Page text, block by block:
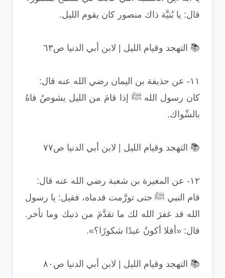
قال: يا بُنيَّة ذاك منصور كان يقوم الليل.
📚 التهجد وقيام الليل | لابن أبي الدنيا ص٦٣
١١- عن حذيفة بن اليمان رضي الله عنه قال:
كان رسول الله ﷺ إذا قامَ من الليل يشوصُ فاهُ
بالسِّواك.
📚 التهجد وقيام الليل | لابن أبي الدنيا ص٧٧
١٢- عن المغيرة بن شعبة رضي الله عنه قال:
قام النبي ﷺ حتى تورَّمت قدماه، فقيل: يا رسول
الله قد غفرَ الله لك ما تقدَّمَ من ذنبك وما تأخر.
قال: «أفلا أكونُ عبدًا شكورًا؟».
📚 التهجد وقيام الليل | لابن أبي الدنيا ص٨٠